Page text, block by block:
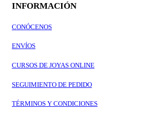
INFORMACIÓN
CONÓCENOS
ENVÍOS
CURSOS DE JOYAS ONLINE
SEGUIMIENTO DE PEDIDO
TÉRMINOS Y CONDICIONES